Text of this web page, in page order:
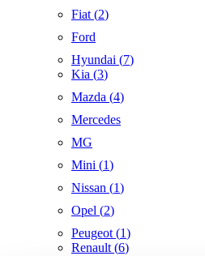
Fiat (2)
Ford
Hyundai (7)
Kia (3)
Mazda (4)
Mercedes
MG
Mini (1)
Nissan (1)
Opel (2)
Peugeot (1)
Renault (6)